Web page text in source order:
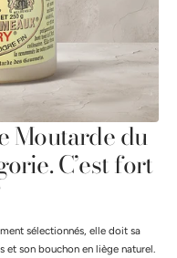
Moutarde du
C’est fort
sélectionnés, elle doit sa
et son bouchon en liège naturel.